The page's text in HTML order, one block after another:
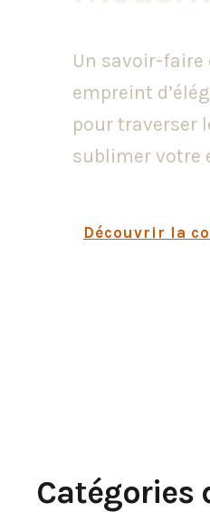
Un savoir-faire
empreint
pour traverser
sublimer votre
Découvrir la
Catégories